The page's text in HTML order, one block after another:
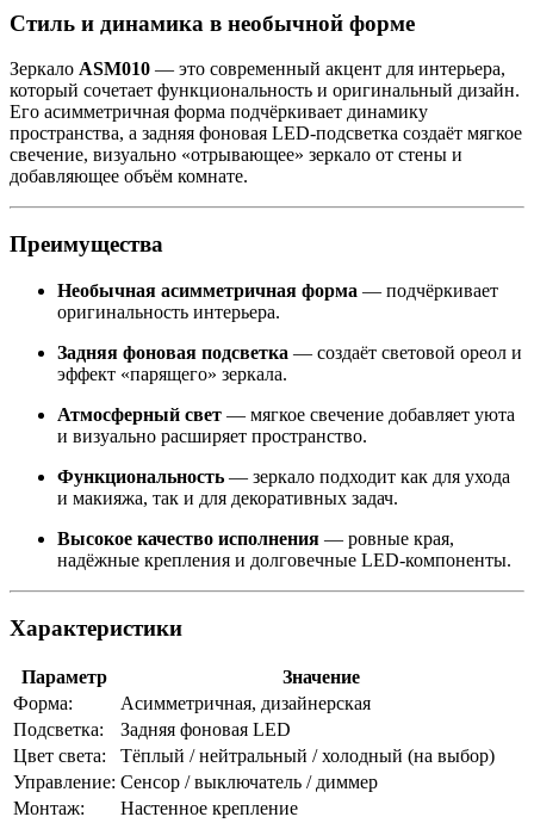
Стиль и динамика в необычной форме
Зеркало ASM010 — это современный акцент для интерьера,
который сочетает функциональность и оригинальный дизайн.
Его асимметричная форма подчёркивает динамику
пространства, а задняя фоновая LED-подсветка создаёт мягкое
свечение, визуально «отрывающее» зеркало от стены и
добавляющее объём комнате.
Преимущества
Необычная асимметричная форма — подчёркивает
оригинальность интерьера.
Задняя фоновая подсветка — создаёт световой ореол и
эффект «парящего» зеркала.
Атмосферный свет — мягкое свечение добавляет уюта
и визуально расширяет пространство.
Функциональность — зеркало подходит как для ухода
и макияжа, так и для декоративных задач.
Высокое качество исполнения — ровные края,
надёжные крепления и долговечные LED-компоненты.
Характеристики
Параметр
Значение
Форма:
Асимметричная, дизайнерская
Подсветка:
Задняя фоновая LED
Цвет света:
Тёплый / нейтральный / холодный (на выбор)
Управление: Сенсор / выключатель / диммер
Монтаж:
Настенное крепление